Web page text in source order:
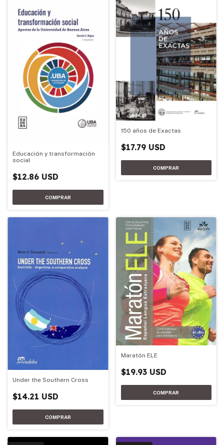
Educación y transformación
social
$12.86 USD
150 años de Exactas
$17.79 USD
Under the Southern Cross
$14.21 USD
Maratón ELE
$19.93 USD